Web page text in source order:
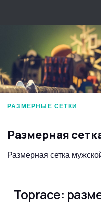
РАЗМЕРНЫЕ СЕТКИ
Размерная
Размерная сетка
Toprace: